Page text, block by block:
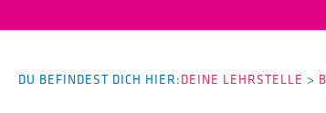
DU BEFINDEST DICH HIER:DEINE LEHRSTELLE >